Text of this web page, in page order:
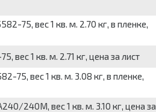
75, вес 1 кв. м. 2.70 кг, в пленке,
1 кв. м. 2.71 кг, цена за лист
75, вес 1 кв. м. 3.08 кг, в пленке,
240М, вес 1 кв. м. 3.10 кг, цена за